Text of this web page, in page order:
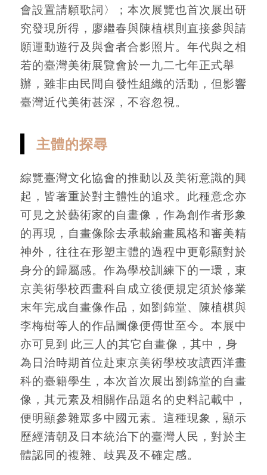
會設置請願歌詞〉；本次展覽也首次展出研
究發現所得，廖繼春與陳植棋則直接參與請
願運動遊行及與會者合影照片。年代與之相
若的臺灣美術展覽會於一九二七年正式舉
辦，雖非由民間自發性組織的活動，但影響
臺灣近代美術甚深，不容忽視。
主體的探尋
綜覽臺灣文化協會的推動以及美術意識的興
起，皆著重於對主體性的追求。此種意念亦
可見之於藝術家的自畫像，作為創作者形象
的再現，自畫像除去承載繪畫風格和審美精
神外，往往在形塑主體的過程中更彰顯對於
身分的歸屬感。作為學校訓練下的一環，東
京美術學校西畫科自成立後便規定須於修業
末年完成自畫像作品，如劉錦堂、陳植棋與
李梅樹等人的作品圖像便傳世至今。本展中
亦可見到 此三人的其它自畫像，其中，身
為日治時期首位赴東京美術學校攻讀西洋畫
科的臺籍學生，本次首次展出劉錦堂的自畫
像，其元素及相關作品題名的史料記載中，
便明顯參雜眾多中國元素。這種現象，顯示
歷經清朝及日本統治下的臺灣人民，對於主
體認同的複雜、歧異及不確定感。